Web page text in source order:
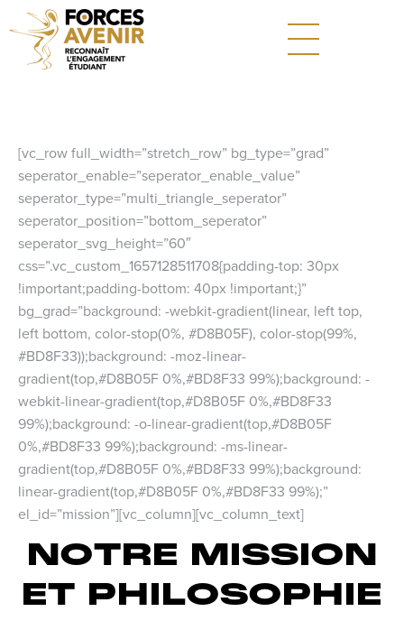
[vc_row full_width=”stretch_row” bg_type=”grad”
seperator_enable=”seperator_enable_value”
seperator_type=”multi_triangle_seperator”
seperator_position=”bottom_seperator”
seperator_svg_height=”60″
css=”.vc_custom_1657128511708{padding-top: 30px
!important;padding-bottom: 40px !important;}”
bg_grad=”background: -webkit-gradient(linear, left top,
left bottom, color-stop(0%, #D8B05F), color-stop(99%,
#BD8F33));background: -moz-linear-
gradient(top,#D8B05F 0%,#BD8F33 99%);background: -
webkit-linear-gradient(top,#D8B05F 0%,#BD8F33
99%);background: -o-linear-gradient(top,#D8B05F
0%,#BD8F33 99%);background: -ms-linear-
gradient(top,#D8B05F 0%,#BD8F33 99%);background:
linear-gradient(top,#D8B05F 0%,#BD8F33 99%);”
el_id=”mission”][vc_column][vc_column_text]
NOTRE MISSION
ET PHILOSOPHIE